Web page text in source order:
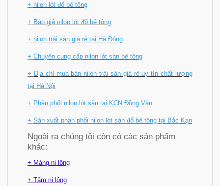
+ nilon lót đổ bê tông
+ Báo giá nilon lót đổ bê tông
+ nilon trải sàn giá rẻ tại Hà Đông
+ Chuyên cung cấp nilon lót sàn bê tông
+ Địa chỉ mua bán nilon trải sàn giá rẻ uy tín chất lượng
tại Hà Nội
+ Phân phối nilon lót sàn tại KCN Đồng Văn
+ Sản xuất phân phối nilon lót sàn đổ bê tông tại Bắc Kạn
Ngoài ra chúng tôi còn có các sản phẩm
khác:
+ Màng ni lông
+ Tấm ni lông